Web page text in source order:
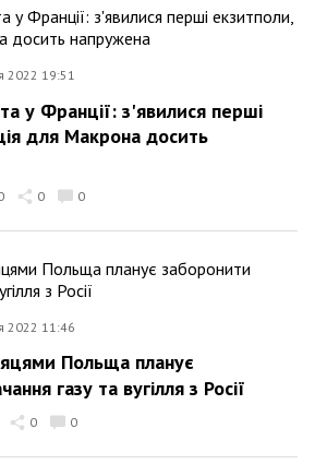
2022 19:51
у Франції: з'явилися перші
для Макрона досить
0 0
2022 11:46
Польща планує
газу та вугілля з Росії
0 0